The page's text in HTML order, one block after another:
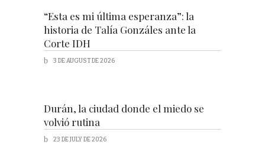
“Esta es mi última esperanza”: la
historia de Talía Gonzáles ante la
Corte IDH
3 DE AUGUST DE 2026
Durán, la ciudad donde el miedo se
volvió rutina
23 DE JULY DE 2026